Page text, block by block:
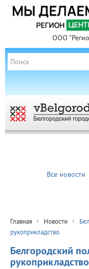
ООО
Все новости
Главная Новости
рукоприкладство
Белгородский
рукоприкладство